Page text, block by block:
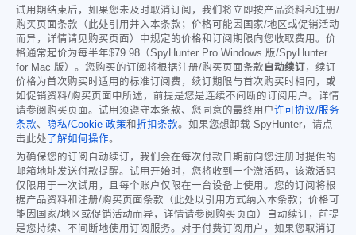
试用期结束后，如果您未及时取消订阅，我们将立即按产品资料和注册/
购买页面条款（此处引用并入本条款；价格可能因国家/地区或促销活动
而异，详情请见购买页面）中规定的价格和订阅期限向您收取费用。价
格通常起价为每半年$79.98 （SpyHunter Pro Windows 版/SpyHunter
for Mac 版）。您购买的订阅将根据注册/购买页面条款 自动续订，续订
价格为首次购买时适用的标准订阅费，续订期限与首次购买时相同，或
如促销资料/购买页面中所述，前提是您是连续不间断的订阅用户。详情
请参阅购买页面。试用须遵守本条款、您同意的最终用户许可协议/服务
条款、 隐私/Cookie 政策和折扣条款。如果您想卸载 SpyHunter，请点
击此处了解如何操作。
为确保您的订阅自动续订，我们会在每次付款日期前向您注册时提供的
邮箱地址发送付款提醒。试用开始时，您将收到一个激活码，该激活码
仅限用于一次试用，且每个账户仅限在一台设备上使用。您的订阅将根
据产品资料和注册/购买页面条款（此处以引用方式纳入本条款；价格可
能因国家/地区或促销活动而异，详情请参阅购买页面）自动续订，前提
是您持续、不间断地使用订阅服务。对于付费订阅用户，如果您取消订